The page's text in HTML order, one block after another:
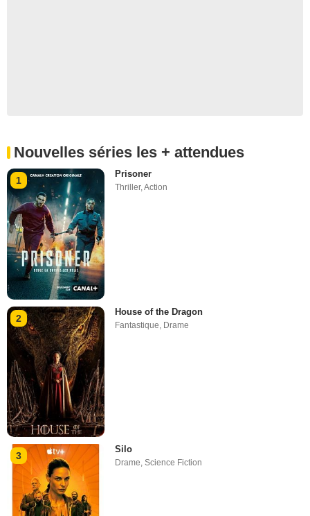
Nouvelles séries les + attendues
1
Prisoner
Thriller,Action
2
House of the Dragon
Fantastique Drame
3
Silo
Drame,Science Fiction